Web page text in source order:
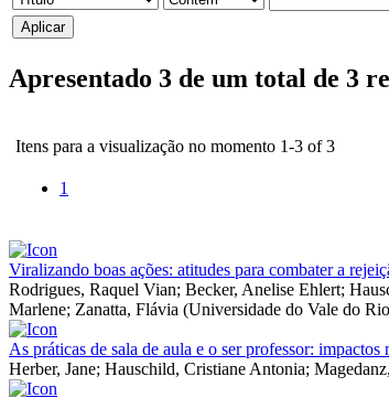
Apresentado 3 de um total de 3
Itens para a visualização no momento 1-3 of 3
1
Viralizando boas ações: atitudes para combater a
Rodrigues, Raquel Vian; Becker, Anelise Ehlert;
Marlene; Zanatta, Flávia (Universidade do Vale do
As práticas de sala de aula e o ser professor:
Herber, Jane; Hauschild, Cristiane Antonia;